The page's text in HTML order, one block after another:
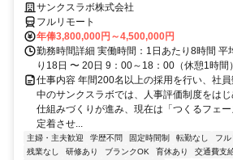
サンクスラボ株式会社
フルリモート
年俸3,800,000円～4,500,000円
勤務時間詳細 実働時間：1日あたり8時間 平
り18日 〜 20日 9：00～18：00（休憩1時間）
仕事内容 年間200名以上の採用を行い、社
中のサンクスラボでは、人事評価制度をは
仕組みづくりが進み、現在は「つくるフェー
定着させ...
主婦・主夫歓迎 学歴不問 固定時間制 転勤なし フル
残業なし
研修あり ブランクOK 育休あり 交通費支